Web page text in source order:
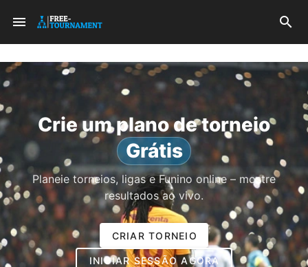
Crie um plano de torneio
Grátis
Planeie torneios, ligas e Funino online – mostre
resultados ao vivo.
CRIAR TORNEIO
INICIAR SESSÃO AGORA